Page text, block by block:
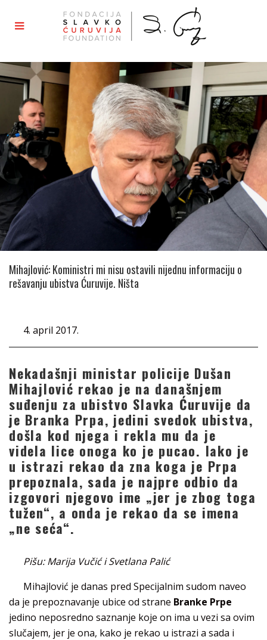
Mihajlović: Koministri mi nisu ostavili nijednu informaciju o
rešavanju ubistva Ćuruvije. Ništa
4. april 2017.
Nekadašnji ministar policije Dušan
Mihajlović rekao je na današnjem
suđenju za ubistvo Slavka Ćuruvije da
je Branka Prpa, jedini svedok ubistva,
došla kod njega i rekla mu da je
videla lice onoga ko je pucao. Iako je
u istrazi rekao da zna koga je Prpa
prepoznala, sada je najpre odbio da
izgovori njegovo ime „jer je zbog toga
tužen“, a onda je rekao da se imena
„ne seća“.
Pišu: Marija Vučić i Svetlana Palić
Mihajlović je danas pred Specijalnim sudom naveo
da je prepoznavanje ubice od strane Branke Prpe
jedino neposredno saznanje koje on ima u vezi sa ovim
slučajem, jer je ona, kako je rekao u istrazi a sada i